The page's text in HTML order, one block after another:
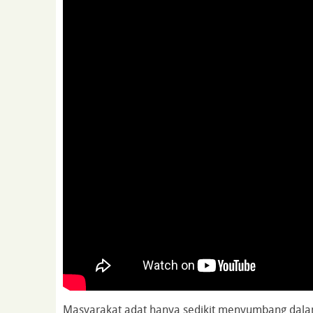
Masyarakat adat hanya sedikit menyumbang